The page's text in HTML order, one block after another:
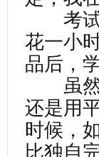
考试
花一小
品后，
虽然
还是用
时候，
比独自